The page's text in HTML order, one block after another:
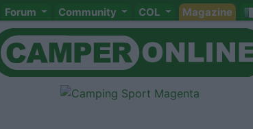
Forum Community COL Magazine